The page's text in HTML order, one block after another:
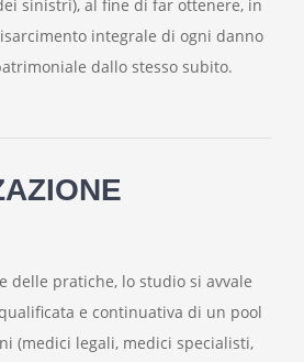
sinistri), al fine di far ottenere, in
integrale di ogni danno
dallo stesso subito.
delle pratiche, lo studio si avvale
e continuativa di un pool
(medici legali, medici specialisti,